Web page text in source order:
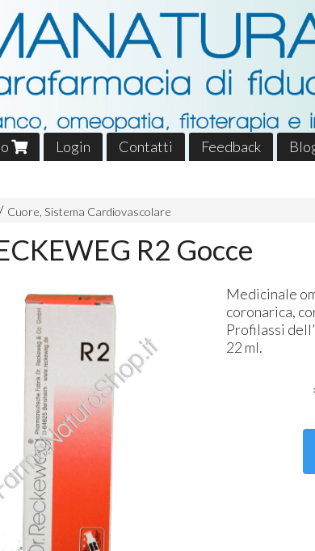
Login Contatti Feedback
Cuore, Sistema Cardiovascolare
R2 Gocce
Medicinale
coronarica,
Profilassi
22 ml.